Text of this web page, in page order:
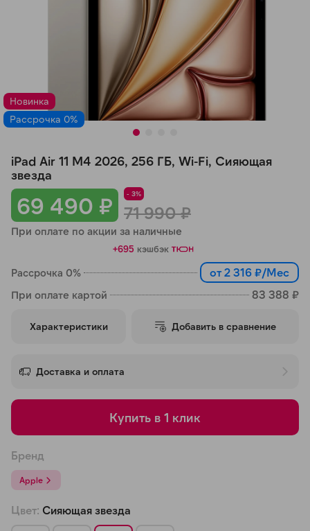
Новинка
Рассрочка 0%
69 490 ₽ - 3%
71 990 ₽
При оплате по акции за наличные
+695 кэшбэк
Рассрочка 0% от 2 316 ₽/Мес
При оплате картой 83 388 ₽
iPad Air 11 M4 2026, 256 ГБ, Wi-Fi, Сияющая
звезда
Характеристики Добавить в сравнение
Доставка и оплата
Купить в 1 клик
Бренд
Apple
Цвет: Сияющая звезда
Добавляйте товары
Оплачивайте сегодня только
% картой любого банка
Получайте товар
выбранный способом
Оставшиеся75% будут
с вашей карты
по 25%
25
недели
Остались вопросы?